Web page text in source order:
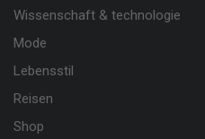
Wissenschaft & technologie
Mode
Lebensstil
Reisen
Shop